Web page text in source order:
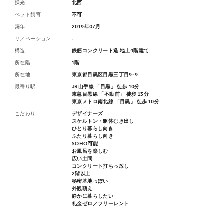
採光 北西
ペット飼育 不可
築年 2019年07月
リノベーション ‐
構造 鉄筋コンクリート造 地上4階建て
所在階 1階
所在地 東京都目黒区目黒三丁目9-9
最寄り駅
JR山手線 「目黒」 徒歩 10分
東急目黒線 「不動前」 徒歩 13分
東京メトロ南北線 「目黒」 徒歩 10分
こだわり
デザイナーズ
スケルトン・躯体むき出し
ひとり暮らし向き
ふたり暮らし向き
SOHO可能
お風呂を楽しむ
広い土間
コンクリート打ちっ放し
2階以上
秘密基地っぽい
外観萌え
静かに暮らしたい
礼金ゼロ／フリーレント